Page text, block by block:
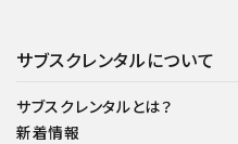
サブスクレンタルについて
サブスクレンタルとは？
新着情報